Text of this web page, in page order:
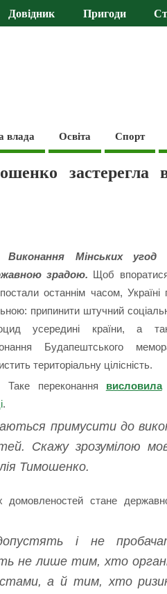
Довідник Пригоди
влада Освіта Спорт
застерегла
Виконання Мінських
зрадою. Щоб
постали останнім часом, Україні
припинити штучний
усередині країни, а
Будапештського
територіальну цілісність.
Таке переконання висловила
.
примусити до
Скажу зрозумілою
Тимошенко.
домовленостей стане
і не
не лише тим, хто
а й тим, хто